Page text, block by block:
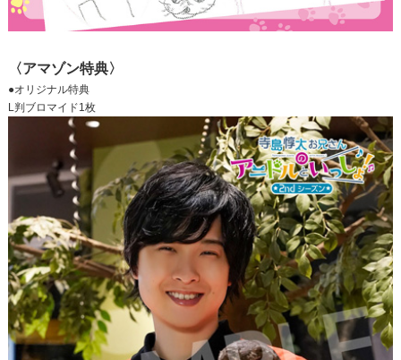
〈アマゾン特典〉
●オリジナル特典
L判ブロマイド1枚